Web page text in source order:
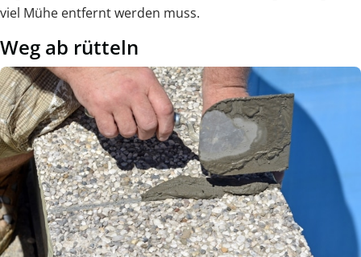
viel Mühe entfernt werden muss.
Weg ab rütteln